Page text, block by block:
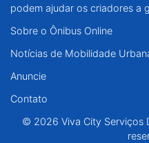
podem ajudar os criadores a
Sobre o Ônibus Online
Notícias de Mobilidade
Anuncie
Contato
© 2026 Viva City Serviços